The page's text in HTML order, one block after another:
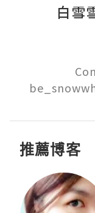
白雪
推薦博客